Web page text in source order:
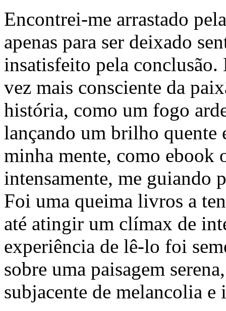
Encontrei-me arrastado
apenas para ser deixado
insatisfeito pela
vez mais consciente da
história, como um fogo
lançando um brilho quente
minha mente, como
intensamente, me guiando
Foi uma queima livros a
até atingir um clímax de
experiência de lê-lo foi
sobre uma paisagem
subjacente de melancolia e